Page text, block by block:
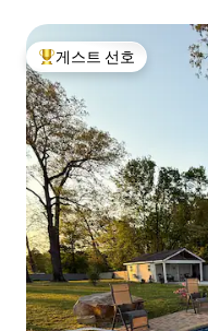
상위 게스트 선호
게스트 선호